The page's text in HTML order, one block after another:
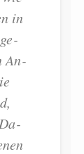
in
An­
Da­